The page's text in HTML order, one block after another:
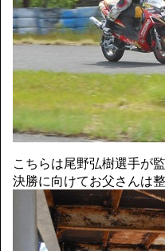
こちらは尾野弘樹選手が
決勝に向けてお父さんは